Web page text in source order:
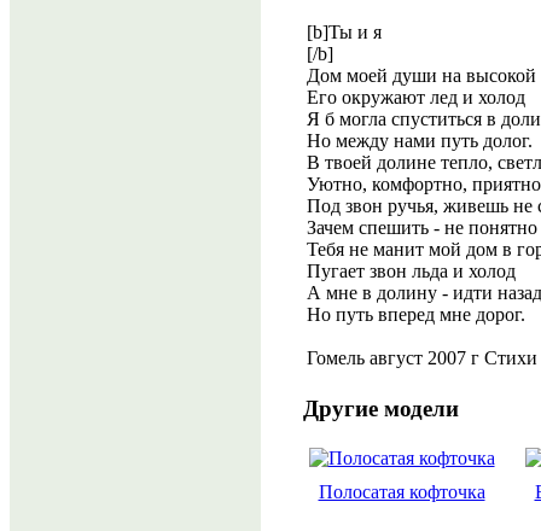
[b]Ты и я
[/b]
Дом моей души на высокой
Его окружают лед и холод
Я б могла спуститься в
Но между нами путь долог.
В твоей долине тепло,
Уютно, комфортно, приятно
Под звон ручья, живешь не
Зачем спешить - не понятно
Тебя не манит мой дом в
Пугает звон льда и холод
А мне в долину - идти
Но путь вперед мне дорог.
Гомель август 2007 г
Другие модели
Полосатая кофточка